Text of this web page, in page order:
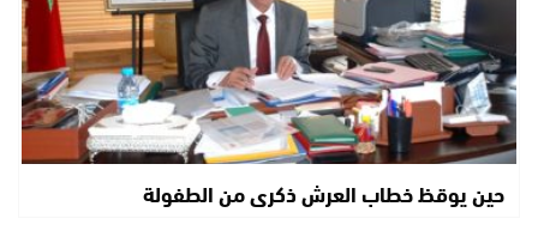
حين يوقظ خطاب العرش ذكرى من الطفولة